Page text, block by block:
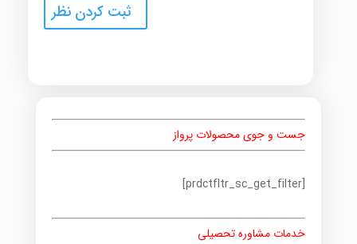
جست و جوی محصولات پرواز
[prdctfltr_sc_get_filter]
خدمات مشاوره تحصیلی